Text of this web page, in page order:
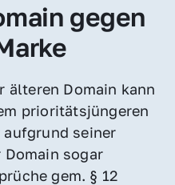
gegen
älteren Domain kann
prioritätsjüngeren
aufgrund seiner
Domain sogar
gem. § 12